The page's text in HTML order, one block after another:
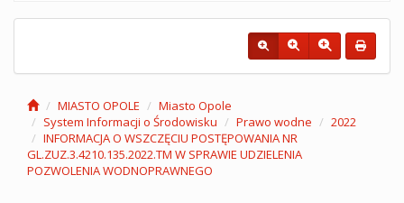
MIASTO OPOLE
Miasto Opole
System Informacji o Środowisku
Prawo wodne
2022
INFORMACJA O WSZCZĘCIU POSTĘPOWANIA NR
GL.ZUZ.3.4210.135.2022.TM W SPRAWIE UDZIELENIA
POZWOLENIA WODNOPRAWNEGO